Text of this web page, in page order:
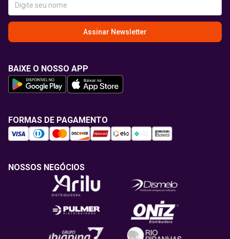
Assinar Newsletter
BAIXE O NOSSO APP
FORMAS DE PAGAMENTO
NOSSOS NEGÓCIOS